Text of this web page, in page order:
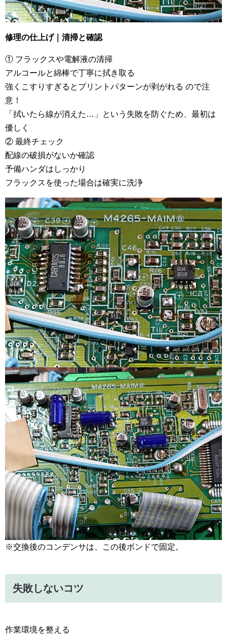
修理の仕上げ｜清掃と確認
① フラックスや電解液の清掃
アルコールと綿棒で丁寧に拭き取る
強くこすりすぎるとプリントパターンが剥がれる ので注
意！
「拭いたら線が消えた…」という失敗を防ぐため、最初は
優しく
② 最終チェック
配線の破損がないか確認
予備ハンダはしっかり
フラックスを使った場合は確実に洗浄
※交換後のコンデンサは、この後ボンドで固定。
失敗しないコツ
作業環境を整える